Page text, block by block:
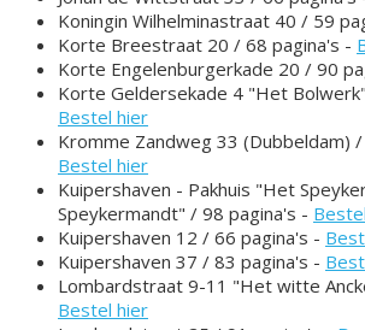
Koningin Wilhelminastraat 40 / 59
Korte Breestraat 20 / 68 pagina's -
Korte Engelenburgerkade 20 / 90
Korte Geldersekade 4 "Het
Bestel hier
Kromme Zandweg 33 (Dubbeldam)
Bestel hier
Kuipershaven - Pakhuis "Het
Speykermandt" / 98 pagina's -
Kuipershaven 12 / 66 pagina's -
Kuipershaven 37 / 83 pagina's -
Lombardstraat 9-11 "Het witte
Bestel hier